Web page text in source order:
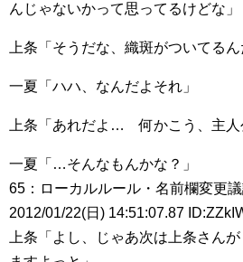
んじゃないかって思ってるけどな」
上条「そうだな、織斑がついてるん
一夏「ハハ、なんだよそれ」
上条「あれだよ… 何かこう、主人
一夏「…そんなもんかな？」
65：ローカルルール・名前欄変更議
2012/01/22(日) 14:51:07.87
上条「よし、じゃあ次は上条さん